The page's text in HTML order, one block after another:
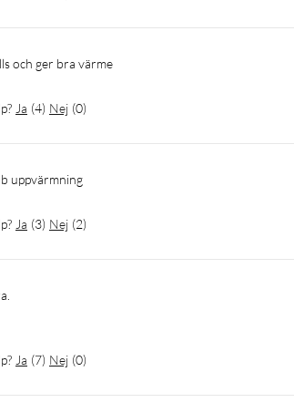
och ger bra värme
Ja (4) Nej (0)
uppvärmning
Ja (3) Nej (2)
Ja (7) Nej (0)